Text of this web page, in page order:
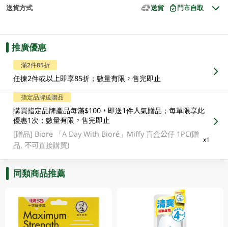
送貨方式 送貨 門市自取
推廣優惠
滿2件85折
任揀2件或以上即享85折；數量有限，售完即止
指定品牌送贈品
購買指定品牌產品每滿$100，即送1件人氣贈品；每單限享此
優惠1次；數量有限，售完即止
[贈品] Biore 「A Day With Bioré」Miffy 盲盒公仔 1PC(贈
品, 不可直接購買)
x1
同類商品推薦